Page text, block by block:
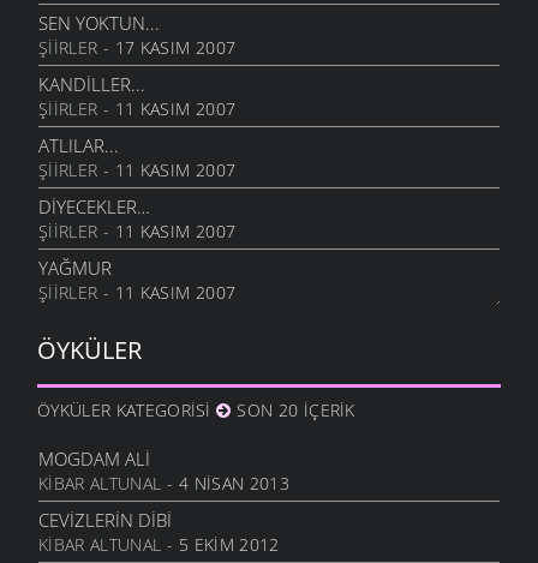
SEN YOKTUN...
ŞIIRLER - 17 KASIM 2007
KANDILLER...
ŞIIRLER - 11 KASIM 2007
ATLILAR...
ŞIIRLER - 11 KASIM 2007
DIYECEKLER…
ŞIIRLER - 11 KASIM 2007
YAĞMUR
ŞIIRLER - 11 KASIM 2007
ÖYKÜLER
ÖYKÜLER KATEGORISI SON 20 İÇERIK
MOGDAM ALI
KIBAR ALTUNAL - 4 NISAN 2013
CEVIZLERIN DIBI
KIBAR ALTUNAL - 5 EKIM 2012